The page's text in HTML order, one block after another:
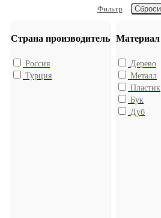
Фильтр
Страна производитель
Россия
Турция
Материал
Дерево
Металл
Пластик
Бук
Дуб